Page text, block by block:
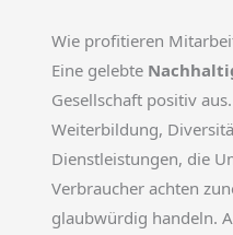
Wie profitieren
Eine gelebte
Gesellschaft positiv
Weiterbildung,
Dienstleistungen, die
Verbraucher achten
glaubwürdig handeln.